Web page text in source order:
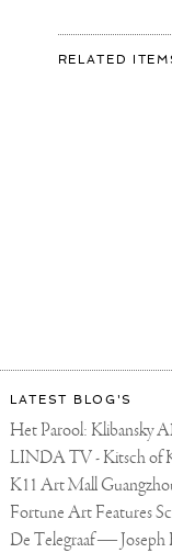
RELATED
2024
2024
LATEST BLOG'S
Het Parool: Klibansky
K11 Art Mall